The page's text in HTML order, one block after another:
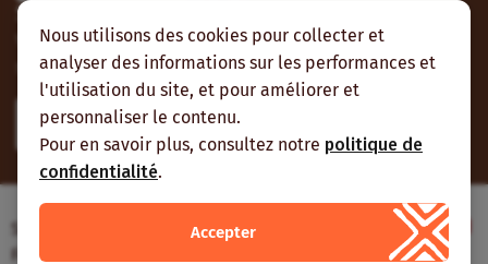
Nous utilisons des cookies pour collecter et
analyser des informations sur les performances et
l'utilisation du site, et pour améliorer et
personnaliser le contenu.
Pour en savoir plus, consultez notre politique de
confidentialité.
Accepter
Suivez-nous
Vous pouvez aussi vous abonner à nos flux RSS et nous
suivre sur les réseaux sociaux.
Site web réalisé avec le soutien de l’Agence
Française de Développement